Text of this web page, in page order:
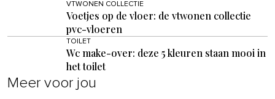
VTWONEN COLLECTIE
Voetjes op de vloer: de vtwonen collectie
pvc-vloeren
TOILET
Wc make-over: deze 5 kleuren staan mooi in
het toilet
Meer voor jou